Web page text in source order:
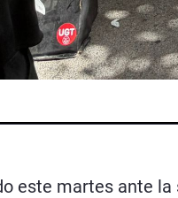
este martes ante